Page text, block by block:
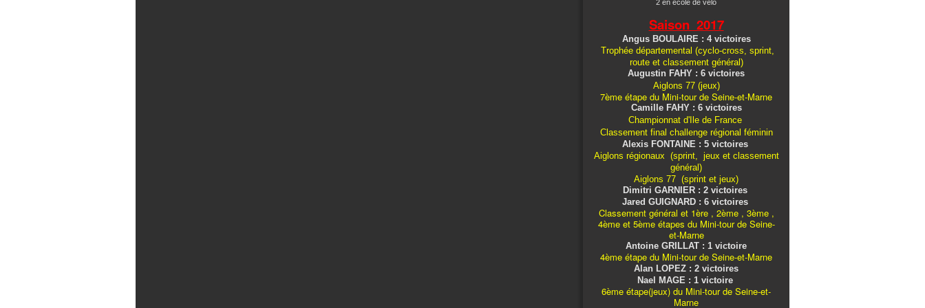
2 en école de vélo
Saison 2017
Angus BOULAIRE : 4 victoires
Trophée départemental (cyclo-cross, sprint,
route et classement général)
Augustin FAHY : 6 victoires
Aiglons 77 (jeux)
7ème étape du Mini-tour de Seine-et-Marne
Camille FAHY : 6 victoires
Championnat d'Ile de France
Classement final challenge régional féminin
Alexis FONTAINE : 5 victoires
Aiglons régionaux (sprint, jeux et classement
général)
Aiglons 77 (sprint et jeux)
Dimitri GARNIER : 2 victoires
Jared GUIGNARD : 6 victoires
Classement général et 1ère , 2ème , 3ème ,
4ème et 5ème étapes du Mini-tour de Seine-
et-Marne
Antoine GRILLAT : 1 victoire
4ème étape du Mini-tour de Seine-et-Marne
Alan LOPEZ : 2 victoires
Nael MAGE : 1 victoire
6ème étape(jeux) du Mini-tour de Seine-et-
Marne